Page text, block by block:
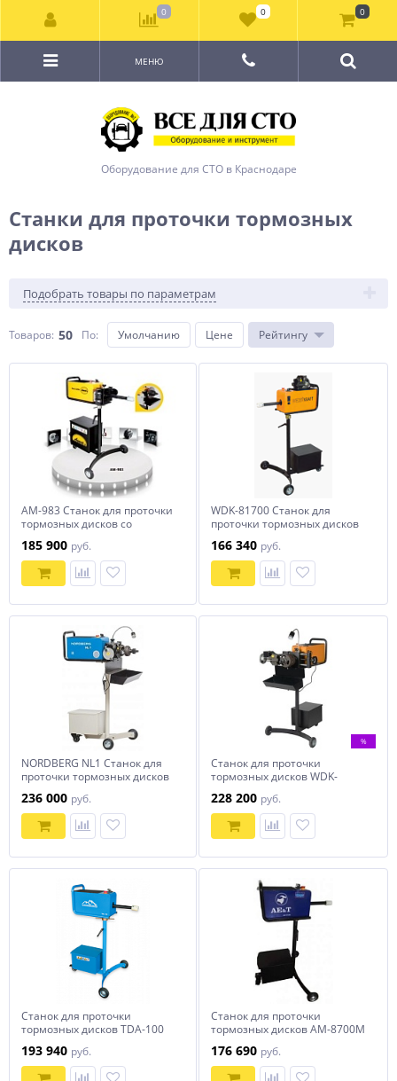
Оборудование для СТО в Краснодаре
МЕНЮ
Станки для проточки тормозных
дисков
Подобрать товары по параметрам
Товаров: 50 По: Умолчанию Цене Рейтингу
AM-983 Станок для проточки
тормозных дисков со
185 900 руб.
WDK-81700 Станок для
проточки тормозных дисков
166 340 руб.
NORDBERG NL1 Станок для
проточки тормозных дисков
236 000 руб.
%
Станок для проточки
тормозных дисков WDK-
228 200 руб.
Станок для проточки
тормозных дисков TDA-100
Trommelberg
193 940 руб.
Станок для проточки
тормозных дисков AM-8700M
автомобиля
176 690 руб.
0 0 0